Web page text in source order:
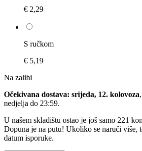
€ 2,29
S ručkom
€ 5,19
Na zalihi
Očekivana dostava: srijeda, 12. kolovoza
nedjelja do 23:59.
U našem skladištu ostao je još samo 221
Dopuna je na putu! Ukoliko se naruči više,
datum isporuke.